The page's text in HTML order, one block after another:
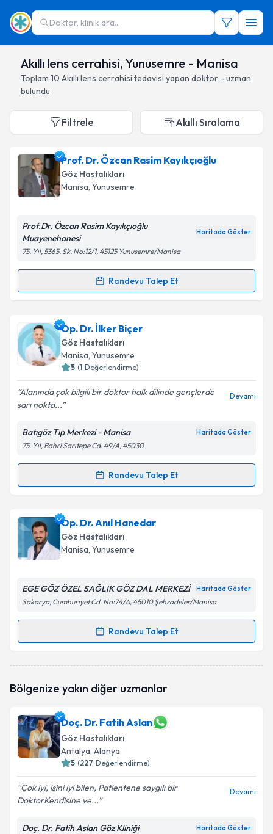
Doktor, klinik ara...
Akıllı lens cerrahisi, Yunusemre - Manisa
Toplam 10 Akıllı lens cerrahisi tedavisi yapan doktor - uzman
bulundu
Filtrele Akıllı Sıralama
Prof. Dr. Özcan Rasim Kayıkçıoğlu
Göz Hastalıkları
Manisa, Yunusemre
Prof.Dr. Özcan Rasim Kayıkçıoğlu
Muayenehanesi
Haritada Göster
75. Yıl, 5365. Sk. No:12/1, 45125 Yunusemre/Manisa
Randevu Talep Et
Randevu Takvimi Talebi
Prof. Dr. Özcan Rasim Kayıkçıoğlu
takvimi talebi oluşturun. Size bu uzmandan randevu
almanız için bir takvim hazırlandığında e-posta ile
bilgilendireceğiz.
E-posta Adresiniz
Kişisel verilerimin işlenmesine ilişkin
Metni'ni okudum ve kişisel verilerimin belirtilen
kapsamda işlenmesini kabul ediyorum.
Op. Dr. İlker Biçer
Göz Hastalıkları
Manisa, Yunusemre
5 (1 Değerlendirme)
Alanında çok bilgili bir doktor halk dilinde gençlerde
sarı nokta...
Devamı
Batıgöz Tıp Merkezi - Manisa Haritada Göster
75. Yıl, Bahri Sarıtepe Cd. 49/A, 45030
Randevu Talep Et
Randevu Takvimi Talebi
Op. Dr. İlker Biçeriçin randevu takvimi talebi
oluşturun. Size bu uzmandan randevu almanız için bir
takvim hazırlandığında e-posta ile bilgilendireceğiz.
Kişisel verilerimin işlenmesine ilişkin
Metni'ni okudum ve kişisel verilerimin belirtilen
Takvim Talebini Gönder
Op. Dr. Anıl Hanedar
Göz Hastalıkları
Manisa, Yunusemre
EGE GÖZ ÖZEL SAĞLIK GÖZ DAL MERKEZİ Haritada Göster
Sakarya, Cumhuriyet Cd. No:74/A, 45010 Şehzadeler/Manisa
Randevu Talep Et
Randevu Takvimi Talebi
oluşturun. Size bu uzmandan randevu almanız için bir
E-posta Adresiniz
Kişisel verilerimin işlenmesine ilişkin
Aydınlatma
Metni 'ni okudum ve kişisel verilerimin belirtilen
Bölgenize yakın diğer uzmanlar
Doç. Dr. Fatih Aslan
Göz Hastalıkları
Antalya, Alanya
5 (227 Değerlendirme)
Çok iyi, işini iyi bilen, Patientene saygılı bir
DoktorKendisine ve...
Devamı
Doç. Dr. Fatih Aslan Göz Kliniği Haritada Göster